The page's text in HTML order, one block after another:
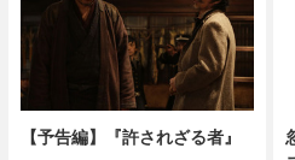
【予告編】『許されざる者』